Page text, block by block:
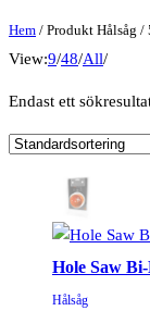
Hem / Produkt Hålsåg /
View:9/48/All/
Endast ett
Hole Saw
Hålsåg